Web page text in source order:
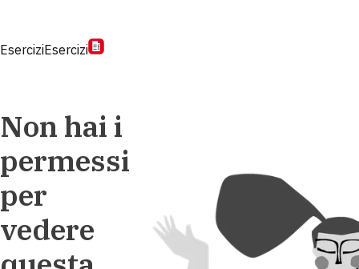
EserciziEsercizi
Non hai i
permessi
per
vedere